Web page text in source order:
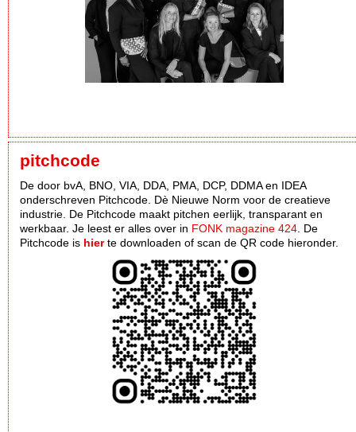
pitchcode
De door bvA, BNO, VIA, DDA, PMA, DCP, DDMA en IDEA
onderschreven Pitchcode. Dè Nieuwe Norm voor de creatieve
industrie. De Pitchcode maakt pitchen eerlijk, transparant en
werkbaar. Je leest er alles over in FONK magazine 424 . De
Pitchcode is hierte downloaden of scan de QR code hieronder.